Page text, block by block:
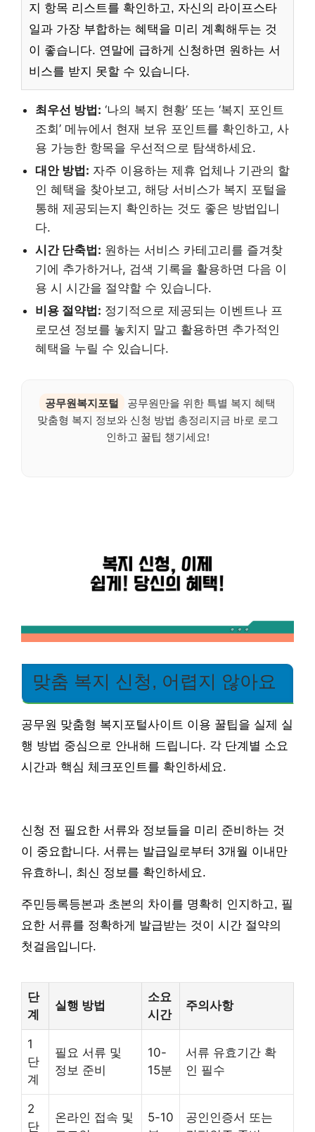
지 항목 리스트를 확인하고, 자신의 라이프스타
일과 가장 부합하는 혜택을 미리 계획해두는 것
이 좋습니다. 연말에 급하게 신청하면 원하는 서
비스를 받지 못할 수 있습니다.
최우선 방법: ‘나의 복지 현황’ 또는 ‘복지 포인트
조회’ 메뉴에서 현재 보유 포인트를 확인하고, 사
용 가능한 항목을 우선적으로 탐색하세요.
대안 방법: 자주 이용하는 제휴 업체나 기관의 할
인 혜택을 찾아보고, 해당 서비스가 복지 포털을
통해 제공되는지 확인하는 것도 좋은 방법입니
다.
시간 단축법: 원하는 서비스 카테고리를 즐겨찾
기에 추가하거나, 검색 기록을 활용하면 다음 이
용 시 시간을 절약할 수 있습니다.
비용 절약법: 정기적으로 제공되는 이벤트나 프
로모션 정보를 놓치지 말고 활용하면 추가적인
혜택을 누릴 수 있습니다.
공무원복지포털
공무원만을 위한 특별 복지 혜택
맞춤형 복지 정보와 신청 방법 총정리지금 바로 로그
인하고 꿀팁 챙기세요!
맞춤 복지 신청, 어렵지 않아요
공무원 맞춤형 복지포털사이트 이용 꿀팁을 실제 실
행 방법 중심으로 안내해 드립니다. 각 단계별 소요
시간과 핵심 체크포인트를 확인하세요.
신청 전 필요한 서류와 정보들을 미리 준비하는 것
이 중요합니다. 서류는 발급일로부터 3개월 이내만
유효하니, 최신 정보를 확인하세요.
주민등록등본과 초본의 차이를 명확히 인지하고, 필
요한 서류를 정확하게 발급받는 것이 시간 절약의
첫걸음입니다.
단
계
실행 방법
소요
시간
주의사항
1
단
계
필요 서류 및
정보 준비
10-
15분
서류 유효기간 확
인 필수
2
단
온라인 접속 및
5-10
공인인증서 또는